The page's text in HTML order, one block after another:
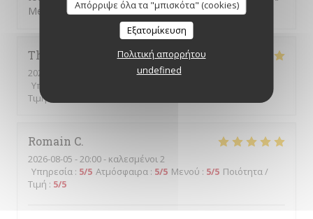
Απόρριψε όλα τα "μπισκότα" (cookies)
Εξατομίκευση
Πολιτική απορρήτου
undefined
Mention spéciale pour le churros 😊.
Thierry
2026-08-06
- 12:30 - καλεσμένοι 2
Υπηρεσία
Τιμή
Romain C
2026-08-05 - 20:00 - καλεσμένοι 2
Υπηρεσία : 5/5 Ατμόσφαιρα : 5/5 Μενού : 5/5 Ποιότητα /
Τιμή : 5/5